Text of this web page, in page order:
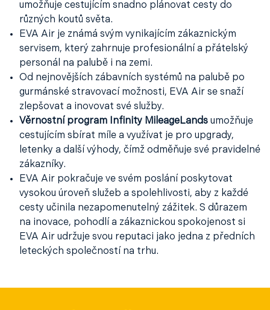
umožňuje cestujícím snadno plánovat cesty do
různých koutů světa.
EVA Air je známá svým vynikajícím zákaznickým
servisem, který zahrnuje profesionální a přátelský
personál na palubě i na zemi.
Od nejnovějších zábavních systémů na palubě po
gurmánské stravovací možnosti, EVA Air se snaží
zlepšovat a inovovat své služby.
Věrnostní program Infinity MileageLands umožňuje
cestujícím sbírat míle a využívat je pro upgrady,
letenky a další výhody, čímž odměňuje své pravidelné
zákazníky.
EVA Air pokračuje ve svém poslání poskytovat
vysokou úroveň služeb a spolehlivosti, aby z každé
cesty učinila nezapomenutelný zážitek. S důrazem
na inovace, pohodlí a zákaznickou spokojenost si
EVA Air udržuje svou reputaci jako jedna z předních
leteckých společností na trhu.